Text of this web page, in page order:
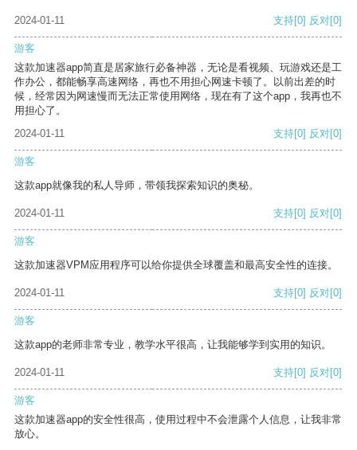
2024-01-11 支持[0] 反对[0]
游客
这款加速器app简直是居家旅行必备神器，无论是看视频、玩游戏还是工
作办公，都能畅享高速网络，再也不用担心网速卡顿了。以前出差的时
候，经常因为网速慢而无法正常使用网络，现在有了这个app，我再也不
用担心了。
2024-01-11
支持[0] 反对[0]
游客
这款app就像我的私人导师，带领我探索知识的奥秘。
2024-01-11 支持[0] 反对[0]
游客
这款加速器VPM应用程序可以给你提供全球覆盖和最高安全性的连接。
2024-01-11 支持[0] 反对[0]
游客
这款app的老师非常专业，教学水平很高，让我能够学到实用的知识。
2024-01-11 支持[0] 反对[0]
游客
这款加速器app的安全性很高，使用过程中不会泄露个人信息，让我非常
放心。